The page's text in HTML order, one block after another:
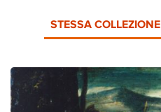
STESSA COLLEZIONE